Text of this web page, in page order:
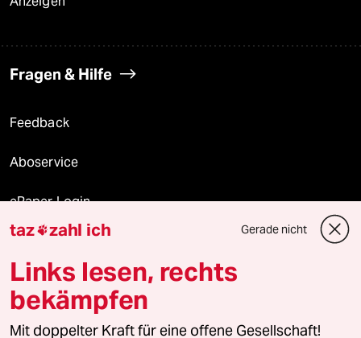
Fragen & Hilfe
Feedback
Aboservice
ePaper Login
Downloads für Abonnierende
© 2026 taz Verlags und Vertriebs GmbH
Alle Rechte vorbehalten. Bei rechtlichen Fragen oder für Genehmigungen
taz zahl ich Gerade nicht
Links lesen, rechts
bekämpfen
Mit doppelter Kraft für eine offene Gesellschaft!